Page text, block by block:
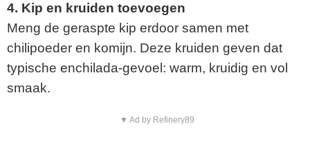
4. Kip en kruiden toevoegen
Meng de geraspte kip erdoor samen met
chilipoeder en komijn. Deze kruiden geven dat
typische enchilada-gevoel: warm, kruidig en vol
smaak.
▼ Ad by Refinery89